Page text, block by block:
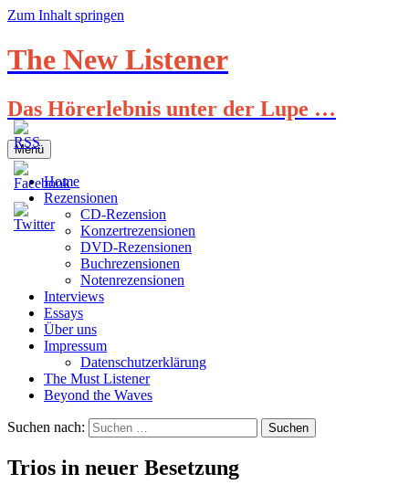
Zum Inhalt springen
The New Listener
Das Hörerlebnis unter der Lupe …
Menü
Home
Rezensionen
CD-Rezension
Konzertrezensionen
DVD-Rezensionen
Buchrezensionen
Notenrezensionen
Interviews
Essays
Über uns
Impressum
Datenschutzerklärung
The Must Listener
Beyond the Waves
Suchen nach:
Trios in neuer Besetzung